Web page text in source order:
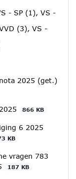
- SP (1), VS -
(3), VS -
2025 (get.)
866 KB
6 2025
KB
vragen 783
187 KB